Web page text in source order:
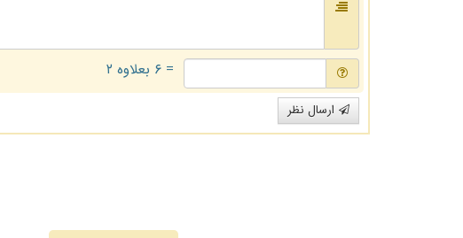
= ۶ بعلاوه ۲
ارسال نظر